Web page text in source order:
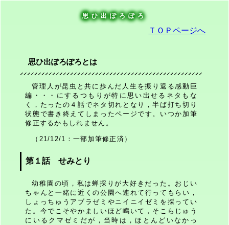
思ひ出ぽろぽろ
ＴＯＰページへ
思ひ出ぽろぽろとは
管理人が昆虫と共に歩んだ人生を振り返る感動巨
編・・・にするつもりが特に思い出せるネタもな
く，たったの４話でネタ切れとなり，半ば打ち切り
状態で書き終えてしまったページです。いつか加筆
修正するかもしれません。
（21/12/1：一部加筆修正済）
第１話 せみとり
幼稚園の頃，私は蝉採りが大好きだった。おじい
ちゃんと一緒に近くの公園へ連れて行ってもらい，
しょっちゅうアブラゼミやニイニイゼミを採ってい
た。今でこそやかましいほど鳴いて，そこらじゅう
にいるクマゼミだが，当時は，ほとんどいなかっ